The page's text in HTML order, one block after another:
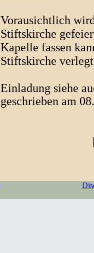
Vorausichtlich
Stiftskirche
Kapelle fassen
Stiftskirche
Einladung siehe
geschrieben am